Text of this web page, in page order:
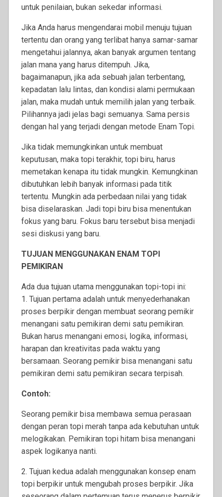
untuk penilaian, bukan sekedar informasi.
Jika Anda harus mengendarai mobil menuju tujuan
tertentu dan orang yang terlibat hanya samar-samar
mengetahui jalannya, akan banyak argumen tentang
jalan mana yang harus ditempuh. Jika,
bagaimanapun, jika ada sebuah jalan terbentang,
kepadatan lalu lintas, dan kondisi alami permukaan
jalan, maka mudah untuk memilih jalan yang terbaik.
Pilihannya jadi jelas bagi semuanya. Sama persis
dengan hal yang terjadi dengan metode Enam Topi.
Jika tidak memungkinkan untuk membuat
keputusan, maka topi terakhir, topi biru, harus
memetakan kenapa itu tidak mungkin. Kemungkinan
dibutuhkan lebih banyak informasi pada titik
tertentu. Mungkin ada perbedaan nilai yang tidak
bisa diselaraskan. Jadi topi biru bisa menentukan
fokus yang baru. Fokus baru tersebut bisa menjadi
sesi diskusi yang baru.
TUJUAN MENGGUNAKAN ENAM TOPI
PEMIKIRAN
Ada dua tujuan utama menggunakan topi-topi ini:
1. Tujuan pertama adalah untuk menyederhanakan
proses berpikir dengan membuat seorang pemikir
menangani satu pemikiran demi satu pemikiran.
Bukan harus menangani emosi, logika, informasi,
harapan dan kreativitas pada waktu yang
bersamaan. Seorang pemikir bisa menangani satu
pemikiran demi satu pemikiran secara terpisah.
Contoh:
Seorang pemikir bisa membawa semua perasaan
dengan peran topi merah tanpa ada kebutuhan untuk
melogikakan. Pemikiran topi hitam bisa menangani
aspek logikanya nanti.
2. Tujuan kedua adalah menggunakan konsep enam
topi berpikir untuk mengubah proses berpikir. Jika